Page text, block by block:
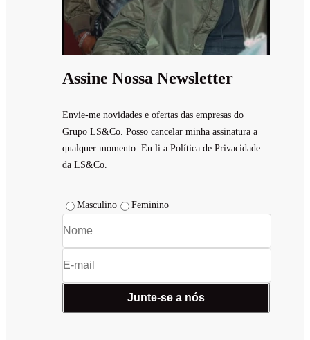
Assine Nossa Newsletter
Envie-me novidades e ofertas das empresas do
Grupo LS&Co. Posso cancelar minha assinatura a
qualquer momento. Eu li a Política de Privacidade
da LS&Co.
Masculino Feminino
Junte-se a nós